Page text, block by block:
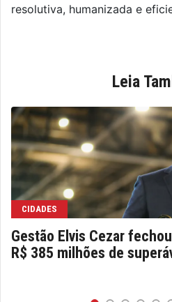
resolutiva, humanizada e
Leia
CIDADES
Gestão Elvis Cezar
R$ 385 milhões de